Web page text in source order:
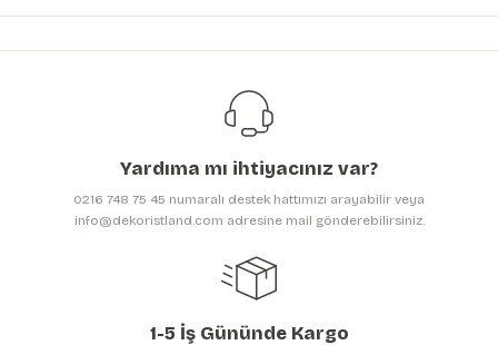
yetersiz gördüğünüz noktaları öneri formunu kullanarak tarafımıza
Görüş ve önerileriniz için teşekkür ederiz.
Ürün resmi kalitesiz, bozuk veya görüntülenemiyor.
Ürün bilgilerinde hatalar bulunuyor.
Yardıma mı ihtiyacınız var?
0216 748 75 45 numaralı destek hattımızı arayabilir veya
info@dekoristland.com adresine mail gönderebilirsiniz.
1-5 İş Gününde Kargo